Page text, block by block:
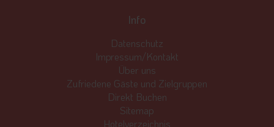
Info
Datenschutz
Impressum/Kontakt
Über uns
Zufriedene Gäste und Zielgruppen
Direkt Buchen
Sitemap
Hotelverzeichnis